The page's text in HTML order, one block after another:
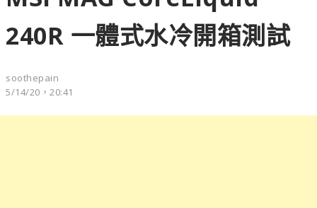
240R 一體式水冷開箱測試
soothepain
5/14/20，20:41